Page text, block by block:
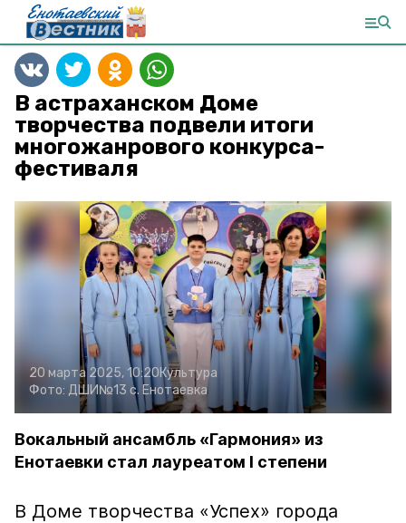
В астраханском Доме
творчества подвели итоги
многожанрового конкурса-
фестиваля
20 марта 2025, 10:20Культура
Фото: ДШИ№13 с. Енотаевка
Вокальный ансамбль «Гармония» из
Енотаевки стал лауреатом I степени
В Доме творчества «Успех» города